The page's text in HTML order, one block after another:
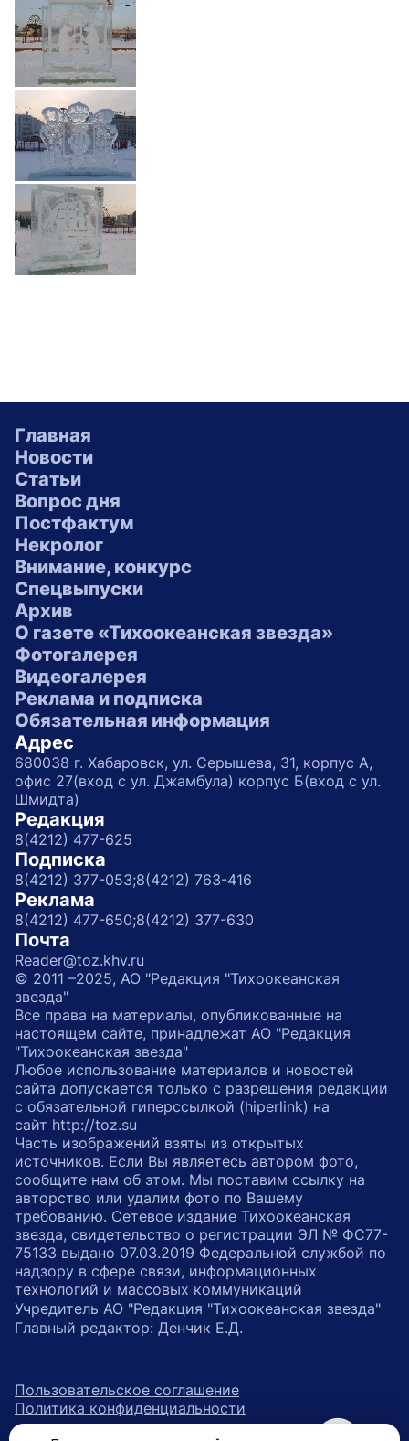
Главная
Новости
Статьи
Вопрос дня
Постфактум
Некролог
Внимание, конкурс
Спецвыпуски
Архив
О газете «Тихоокеанская звезда»
Фотогалерея
Видеогалерея
Реклама и подписка
Обязательная информация
Адрес
680038 г. Хабаровск, ул. Серышева, 31, корпус А,
офис 27(вход с ул. Джамбула) корпус Б(вход с ул.
Шмидта)
Редакция
8(4212) 477-625
Подписка
8(4212) 377-053;8(4212) 763-416
Реклама
8(4212) 477-650;8(4212) 377-630
Почта
Reader@toz.khv.ru
© 2011 –2025, АО "Редакция "Тихоокеанская
звезда"
Все права на материалы, опубликованные на
настоящем сайте, принадлежат АО "Редакция
"Тихоокеанская звезда"
Любое использование материалов и новостей
сайта допускается только с разрешения редакции
с обязательной гиперссылкой (hiperlink) на
сайт http://toz.su
Часть изображений взяты из открытых
источников. Если Вы являетесь автором фото,
сообщите нам об этом. Мы поставим ссылку на
авторство или удалим фото по Вашему
требованию. Сетевое издание Тихоокеанская
звезда, свидетельство о регистрации ЭЛ № ФС77-
75133 выдано 07.03.2019 Федеральной службой по
надзору в сфере связи, информационных
технологий и массовых коммуникаций
Учредитель АО "Редакция "Тихоокеанская звезда"
Главный редактор: Денчик Е.Д.
Пользовательское соглашение
Политика конфиденциальности